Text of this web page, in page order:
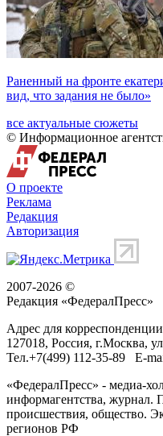
Раненный на фронте
вид, что задания не было»
все актуальные сюжеты
© Информационное
О проекте
Реклама
Редакция
Авторизация
2007-2026 ©
Редакция «ФедералПресс»
Адрес для
127018, Россия, г.Москва,
Тел.+7(499) 112-35-89 E-
«ФедералПресс» - медиа-
информагентства, журнал.
происшествия, общество.
регионов РФ